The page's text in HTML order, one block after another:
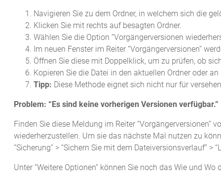
Navigieren Sie zu dem Ordner, in welchem sich die
Klicken Sie mit rechts auf besagten Ordner.
Wählen Sie die Option “Vorgängerversionen
Im neuen Fenster im Reiter “Vorgängerversionen”
Öffnen Sie diese mit Doppelklick, um zu prüfen, ob
Kopieren Sie die Datei in den aktuellen Ordner oder
Tipp: Diese Methode eignet sich nicht nur für
Problem: “Es sind keine vorherigen Versionen verfügbar.”
Finden Sie diese Meldung im Reiter “Vorgängerversionen”
wiederherzustellen. Um sie das nächste Mal nutzen zu
“Sicherung” > “Sichern Sie mit dem Dateiversionsverlauf” >
Unter “Weitere Optionen” können Sie noch das Wie und